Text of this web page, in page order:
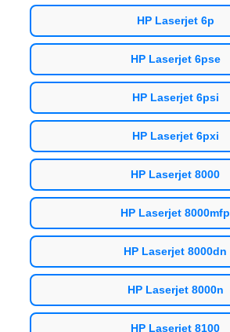
HP Laserjet 6p
HP Laserjet 6pse
HP Laserjet 6psi
HP Laserjet 6pxi
HP Laserjet 8000
HP Laserjet 8000mfp
HP Laserjet 8000dn
HP Laserjet 8000n
HP Laserjet 8100